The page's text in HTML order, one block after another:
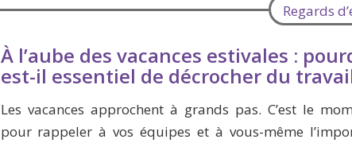
Regards
À l’aube des vacances estivales :
est-il essentiel de décrocher du
Les vacances approchent à grands pas. C’est le
pour rappeler à vos équipes et à vous-même